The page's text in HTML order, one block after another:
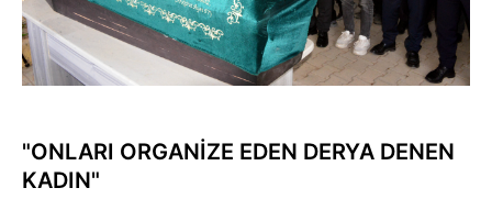
"ONLARI ORGANİZE EDEN DERYA DENEN
KADIN"